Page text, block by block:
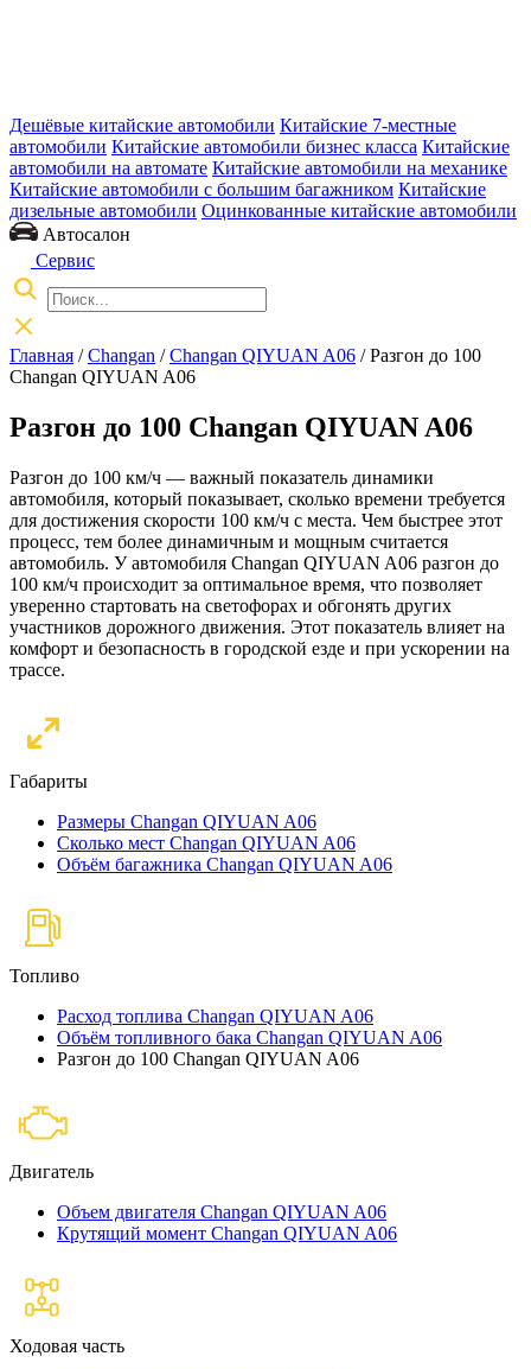
Дешёвые китайские автомобили Китайские 7-местные
автомобили Китайские автомобили бизнес класса Китайские
автомобили на автомате Китайские автомобили на механике
Китайские автомобили с большим багажником Китайские
дизельные автомобили Оцинкованные китайские автомобили
Автосалон
Сервис
Главная /Changan /Changan QIYUAN A06 / Разгон до 100
Changan QIYUAN A06
Разгон до 100 Changan QIYUAN A06
Разгон до 100 км/ч — важный показатель динамики
автомобиля, который показывает, сколько времени требуется
для достижения скорости 100 км/ч с места. Чем быстрее этот
процесс, тем более динамичным и мощным считается
автомобиль. У автомобиля Changan QIYUAN A06 разгон до
100 км/ч происходит за оптимальное время, что позволяет
уверенно стартовать на светофорах и обгонять других
участников дорожного движения. Этот показатель влияет на
комфорт и безопасность в городской езде и при ускорении на
трассе.
Габариты
Размеры Changan QIYUAN A06
Сколько мест Changan QIYUAN A06
Объём багажника Changan QIYUAN A06
Топливо
Расход топлива Changan QIYUAN A06
Объём топливного бака Changan QIYUAN A06
Разгон до 100 Changan QIYUAN A06
Двигатель
Объем двигателя Changan QIYUAN A06
Крутящий момент Changan QIYUAN A06
Ходовая часть